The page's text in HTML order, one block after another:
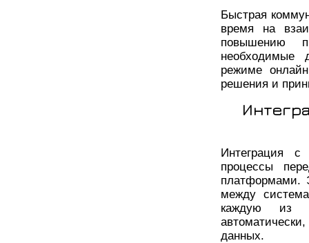
Быстрая
время на
повышению
необходимые
режиме
решения и
Интеграция с
процессы
платформами.
между
каждую из
данных.